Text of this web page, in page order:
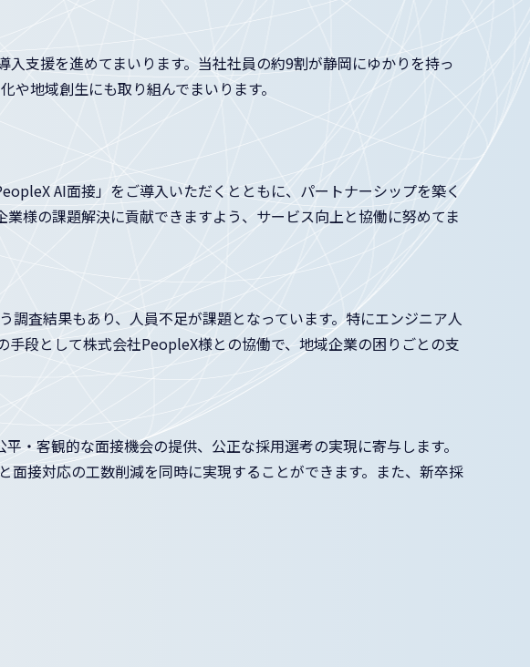
支援を進めてまいります。当社社員の約9割が静岡にゆかりを持っ
地域創生にも取り組んでまいります。
AI面接」をご導入いただくとともに、パートナーシップを築く
様の課題解決に貢献できますよう、サービス向上と協働に努めてま
査結果もあり、人員不足が課題となっています。特にエンジニア人
段として株式会社PeopleX様との協働で、地域企業の困りごとの支
・客観的な面接機会の提供、公正な採用選考の実現に寄与します。
接対応の工数削減を同時に実現することができます。また、新卒採